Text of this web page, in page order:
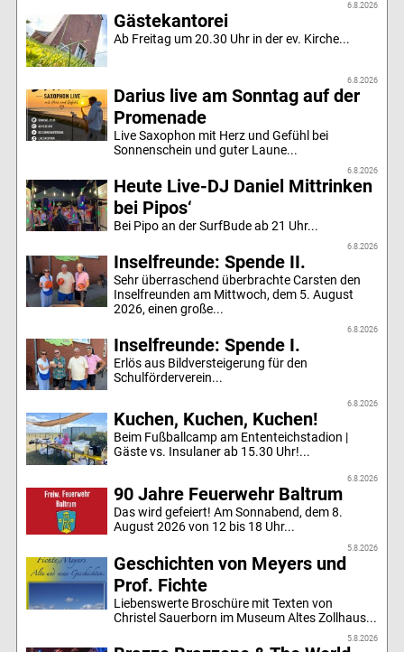
6.8.2026
Gästekantorei
Ab Freitag um 20.30 Uhr in der ev. Kirche...
6.8.2026
Darius live am Sonntag auf der
Promenade
Live Saxophon mit Herz und Gefühl bei
Sonnenschein und guter Laune...
6.8.2026
Heute Live-DJ Daniel Mittrinken
bei Pipos‘
Bei Pipo an der SurfBude ab 21 Uhr...
6.8.2026
Inselfreunde: Spende II.
Sehr überraschend überbrachte Carsten den
Inselfreunden am Mittwoch, dem 5. August
2026, einen große...
6.8.2026
Inselfreunde: Spende I.
Erlös aus Bildversteigerung für den
Schulförderverein...
6.8.2026
Kuchen, Kuchen, Kuchen!
Beim Fußballcamp am Ententeichstadion |
Gäste vs. Insulaner ab 15.30 Uhr!...
6.8.2026
90 Jahre Feuerwehr Baltrum
Das wird gefeiert! Am Sonnabend, dem 8.
August 2026 von 12 bis 18 Uhr...
5.8.2026
Geschichten von Meyers und
Prof. Fichte
Liebenswerte Broschüre mit Texten von
Christel Sauerborn im Museum Altes Zollhaus...
5.8.2026